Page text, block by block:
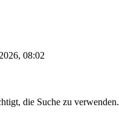
08:02
die Suche zu verwenden.